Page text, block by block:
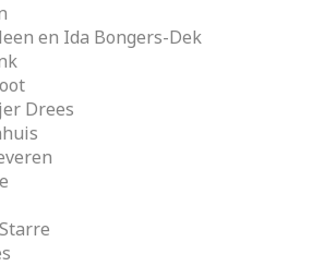
en Ida Bongers-Dek
Drees